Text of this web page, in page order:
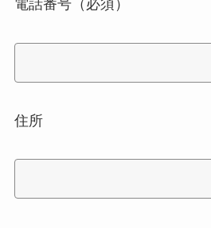
電話番号（必須）
住所